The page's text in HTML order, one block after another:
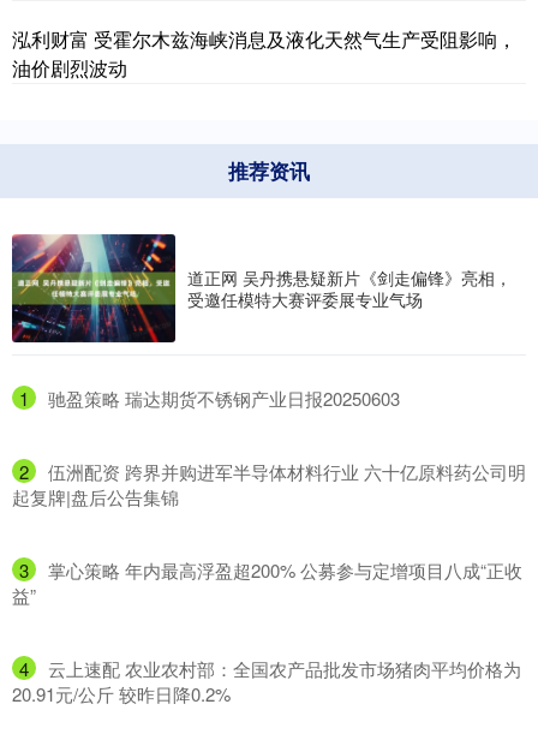
泓利财富 受霍尔木兹海峡消息及液化天然气生产受阻影响，
油价剧烈波动
推荐资讯
道正网 吴丹携悬疑新片《剑走偏锋》亮相，
受邀任模特大赛评委展专业气场
1 ​驰盈策略 瑞达期货不锈钢产业日报20250603
2
​伍洲配资 跨界并购进军半导体材料行业 六十亿原料药公司明
起复牌|盘后公告集锦
3
​掌心策略 年内最高浮盈超200% 公募参与定增项目八成“正收
益”
4
​云上速配 农业农村部：全国农产品批发市场猪肉平均价格为
20.91元/公斤 较昨日降0.2%